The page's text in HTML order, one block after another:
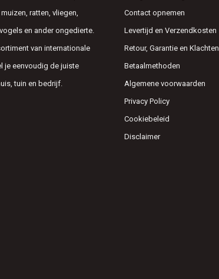
ratten, vliegen,
en ander ongedierte.
van internationale
je eenvoudig de juiste
tuin en bedrijf.
Contact opnemen
Levertijd en Verzendkosten
Retour, Garantie en Klachten
Betaalmethoden
Algemene voorwaarden
Privacy Policy
Cookiebeleid
Disclaimer